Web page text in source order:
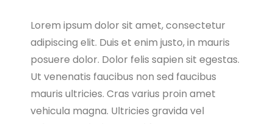
Lorem ipsum dolor sit amet, consectetur
adipiscing elit. Duis et enim justo, in mauris
posuere dolor. Dolor felis sapien sit egestas.
Ut venenatis faucibus non sed faucibus
mauris ultricies. Cras varius proin amet
vehicula magna. Ultricies gravida vel